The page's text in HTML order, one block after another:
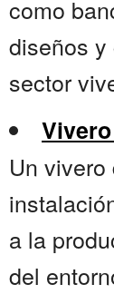
como
diseños y
sector
Un
a la
del